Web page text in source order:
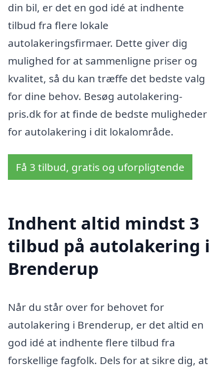
din bil, er det en god idé at indhente
tilbud fra flere lokale
autolakeringsfirmaer. Dette giver dig
mulighed for at sammenligne priser og
kvalitet, så du kan træffe det bedste valg
for dine behov. Besøg autolakering-
pris.dk for at finde de bedste muligheder
for autolakering i dit lokalområde.
Få 3 tilbud, gratis og uforpligtende
Indhent altid mindst 3
tilbud på autolakering i
Brenderup
Når du står over for behovet for
autolakering i Brenderup, er det altid en
god idé at indhente flere tilbud fra
forskellige fagfolk. Dels for at sikre dig, at